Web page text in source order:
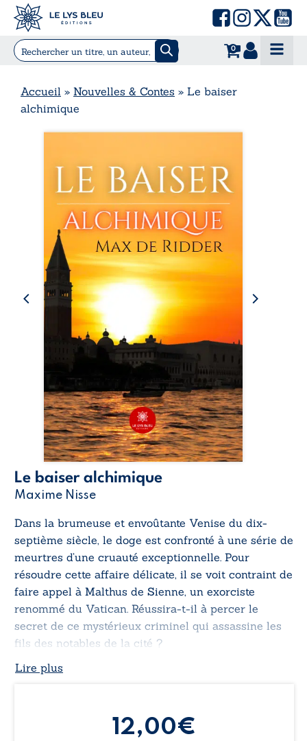
0
Accueil » Nouvelles & Contes » Le baiser
alchimique
Le baiser alchimique
Maxime Nisse
Dans la brumeuse et envoûtante Venise du dix-
septième siècle, le doge est confronté à une série de
meurtres d’une cruauté exceptionnelle. Pour
résoudre cette affaire délicate, il se voit contraint de
faire appel à Malthus de Sienne, un exorciste
renommé du Vatican. Réussira-t-il à percer le
secret de ce mystérieux criminel qui assassine les
fils des notables de la cité ?
Lire plus
12,00€